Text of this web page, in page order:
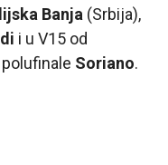
Banja (Srbija),
i u V15 od
Soriano.